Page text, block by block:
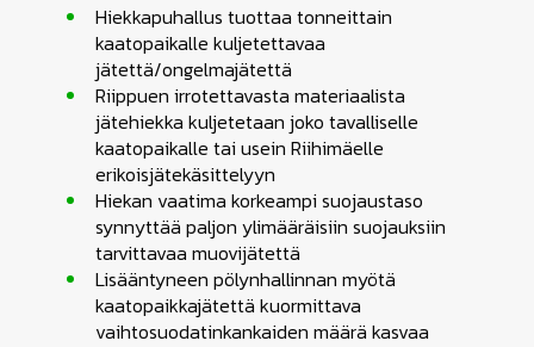
Hiekkapuhallus tuottaa tonneittain
kaatopaikalle kuljetettavaa
jätettä/ongelmajätettä
Riippuen irrotettavasta materiaalista
jätehiekka kuljetetaan joko tavalliselle
kaatopaikalle tai usein Riihimäelle
erikoisjätekäsittelyyn
Hiekan vaatima korkeampi suojaustaso
synnyttää paljon ylimääräisiin suojauksiin
tarvittavaa muovijätettä
Lisääntyneen pölynhallinnan myötä
kaatopaikkajätettä kuormittava
vaihtosuodatinkankaiden määrä kasvaa